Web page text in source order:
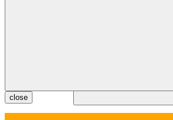
close